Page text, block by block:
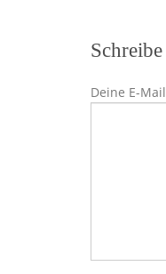
Deine E-